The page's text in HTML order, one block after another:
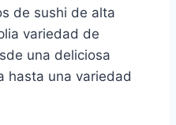
de sushi de alta
variedad de
una deliciosa
hasta una variedad